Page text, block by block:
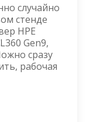
случайно
стенде
HPE
Gen9,
сразу
рабочая